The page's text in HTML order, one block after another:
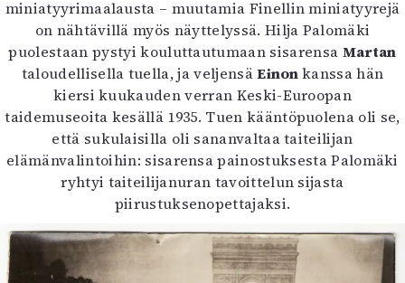
miniatyyrimaalausta – muutamia Finellin miniatyyrejä
on nähtävillä myös näyttelyssä. Hilja Palomäki
puolestaan pystyi kouluttautumaan sisarensa Martan
taloudellisella tuella, ja veljensäEinonkanssa hän
kiersi kuukauden verran Keski-Euroopan
taidemuseoita kesällä 1935. Tuen kääntöpuolena oli se,
että sukulaisilla oli sananvaltaa taiteilijan
elämänvalintoihin: sisarensa painostuksesta Palomäki
ryhtyi taiteilijanuran tavoittelun sijasta
piirustuksenopettajaksi.